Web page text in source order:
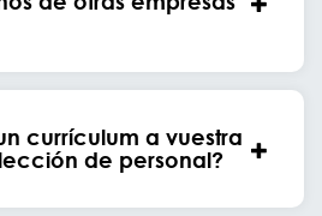
currículum a vuestra
de personal?